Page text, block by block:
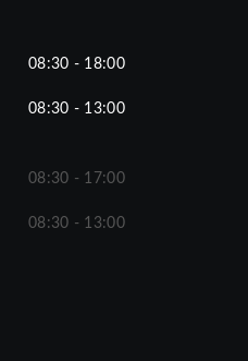
08:30 - 18:00
08:30 - 13:00
08:30 - 17:00
08:30 - 13:00